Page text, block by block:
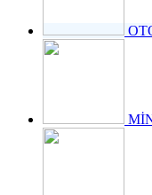
gerçekleştirilecek
etkinlikler, 15-
düzenlenecek.